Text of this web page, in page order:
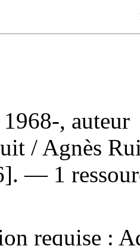
, auteur
/ Agnès
— 1
requise :